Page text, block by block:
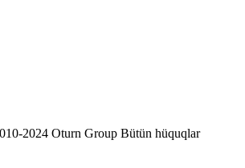
2024 Oturn Group Bütün hüquqlar